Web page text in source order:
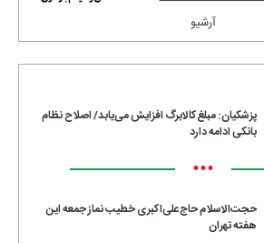
آرشیو
پزشکیان: مبلغ کالابرگ افزایش می‌یابد/ اصلاح نظام
بانکی ادامه دارد
•••
حجت‌الاسلام حاج‌علی‌اکبری خطیب نماز جمعه این
هفته تهران